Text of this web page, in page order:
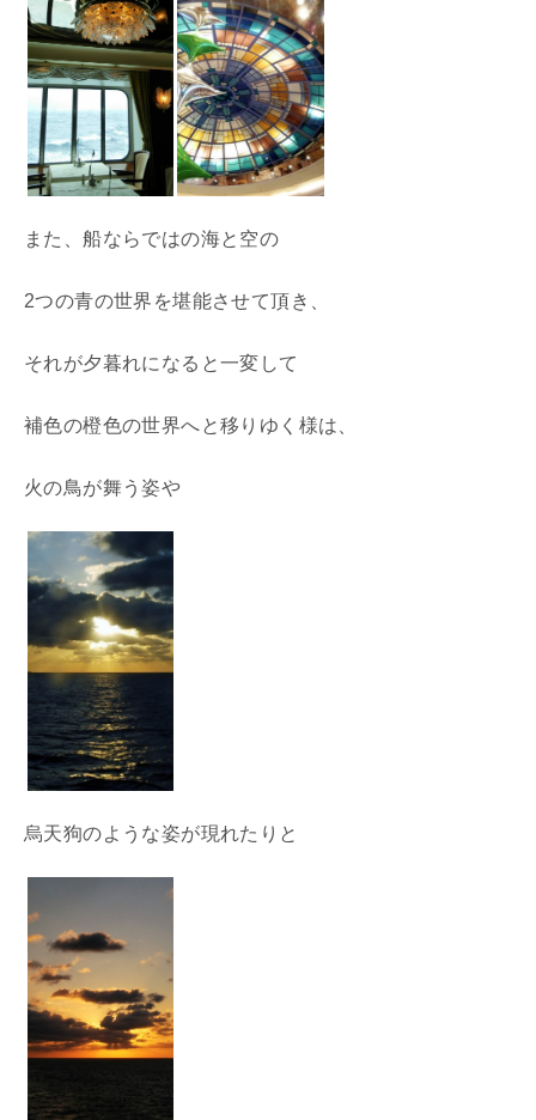
また、船ならではの海と空の
2つの青の世界を堪能させて頂き、
それが夕暮れになると一変して
補色の橙色の世界へと移りゆく様は、
火の鳥が舞う姿や
烏天狗のような姿が現れたりと